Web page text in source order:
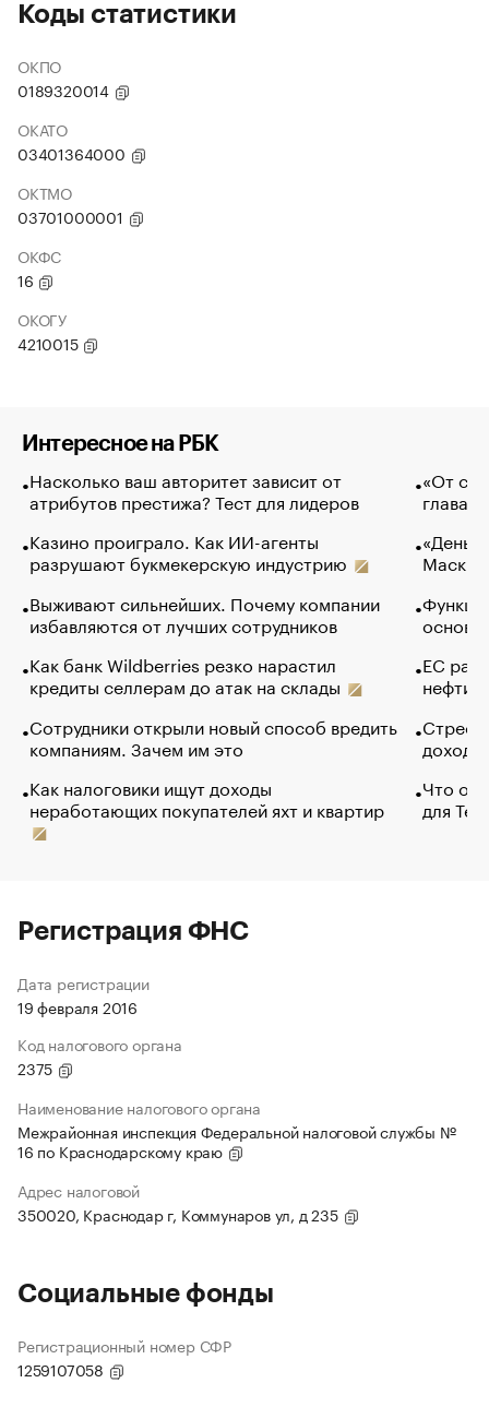
Коды статистики
ОКПО
0189320014
ОКАТО
03401364000
ОКТМО
03701000001
ОКФС
16
ОКОГУ
4210015
Интересное на РБК
Насколько ваш авторитет зависит от
атрибутов престижа? Тест для лидеров
Казино проиграло. Как ИИ-агенты
разрушают букмекерскую индустрию
Выживают сильнейших. Почему компании
избавляются от лучших сотрудников
Как банк Wildberries резко нарастил
кредиты селлерам до атак на склады
Сотрудники открыли новый способ вредить
компаниям. Зачем им это
Как налоговики ищут доходы
неработающих покупателей яхт и квартир
«От
глава
Маск в
основ
ЕС
нефти
Что
для
Регистрация ФНС
Дата регистрации
19 февраля 2016
Код налогового органа
2375
Наименование налогового органа
Межрайонная инспекция Федеральной налоговой службы №
16 по Краснодарскому краю
Адрес налоговой
350020, Краснодар г, Коммунаров ул, д 235
Социальные фонды
Регистрационный номер СФР
1259107058